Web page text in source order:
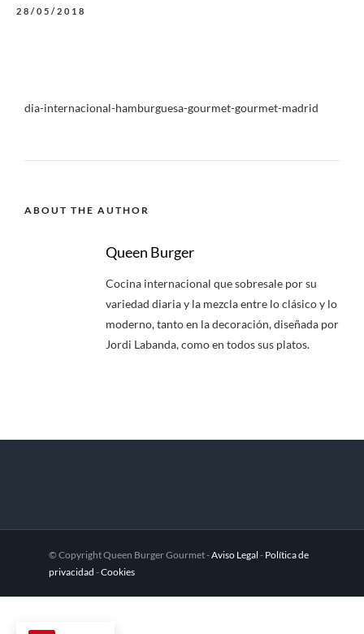
28/05/2018
dia-internacional-hamburguesa-gourmet-gourmet-madrid
ABOUT THE AUTHOR
Queen Burger
Cocina internacional que sobresale por su
variedad diaria y la mezcla entre lo clásico y lo
moderno, tanto en la decoración, diseñada por
Jordi Labanda, como en todos sus platos.
© Copyright Queen Burger Gourmet -Aviso Legal - Política de
privacidad -Cookies